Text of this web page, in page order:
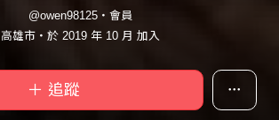
@owen98125・會員
高雄市・於 2019 年 10 月 加入
＋ 追蹤